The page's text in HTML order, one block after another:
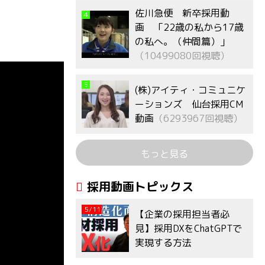
4
佐川急便 新卒採用動
画 「22歳の私から17歳
の私へ。（仲間篇）」
（10499080回視聴）
5
(株)アイティ・コミュニケ
ーションズ 仙台採用CM
動画 （6293967回視聴）
もっと見る
採用動画トピックス
5/11
【企業の採用担当者必
見】採用DXをChatGPTで
実現する方法